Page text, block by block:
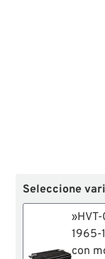
Seleccione
1965-
con